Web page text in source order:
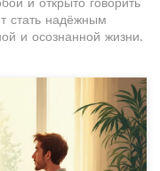
стать надёжным
и осознанной жизни.